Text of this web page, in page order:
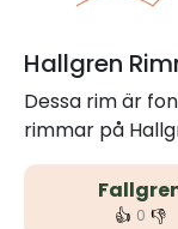
Hallgren
Dessa rim är
rimmar på
👍 0 👎